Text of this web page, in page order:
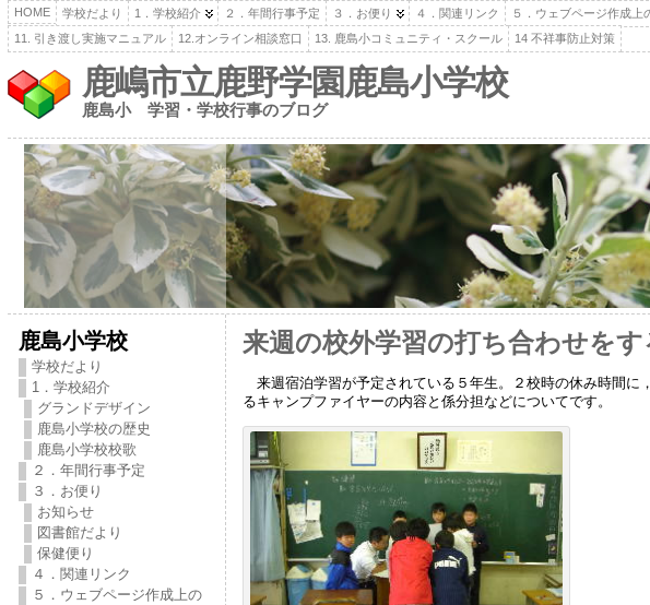
HOME 学校だより 1．学校紹介 ２．年間行事予定 ３．お便り ４．関連リンク ５．ウェブページ作成上
11. 引き渡し実施マニュアル
12.オンライン相談窓口 13. 鹿島小コミュニティ・スクール 14 不祥事防止対策
鹿嶋市立鹿野学園鹿島小学校
鹿島小 学習・学校行事のブログ
鹿島小学校
学校だより
1．学校紹介
グランドデザイン
鹿島小学校の歴史
鹿島小学校校歌
２．年間行事予定
３．お便り
お知らせ
図書館だより
保健便り
４．関連リンク
５．ウェブページ作成上の
来週の校外学習の打ち合わせを
来週宿泊学習が予定されている５年生。２校時の休み時間に
るキャンプファイヤーの内容と係分担などについてです。